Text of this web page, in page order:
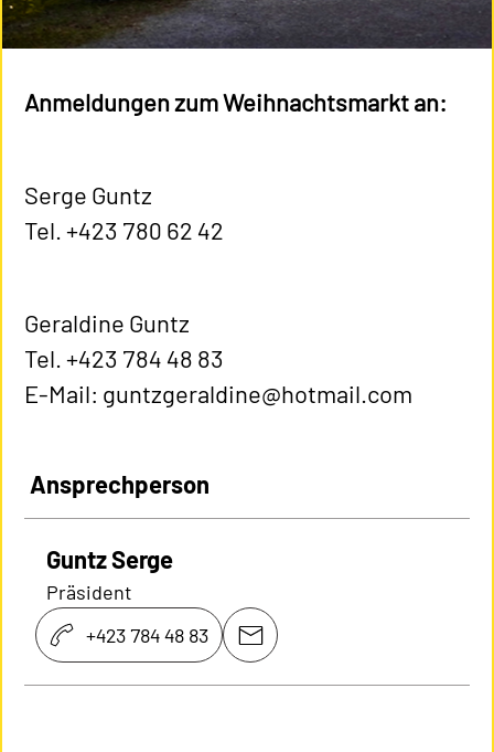
Anmeldungen zum Weihnachtsmarkt an:
Serge Guntz
Tel. +423 780 62 42
Geraldine Guntz
Tel. +423 784 48 83
E-Mail: guntzgeraldine@hotmail.com
Ansprechperson
Guntz Serge
Präsident
+423 784 48 83